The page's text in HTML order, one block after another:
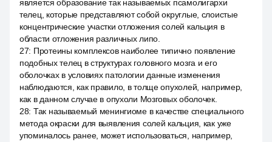
является образование так называемых псамолигархи
телец, которые представляют собой округлые, слоистые
концентрические участки отложения солей кальция в
области отложения различных липо.
27: Протеины комплексов наиболее типично появление
подобных телец в структурах головного мозга и его
оболочках в условиях патологии данные изменения
наблюдаются, как правило, в толще опухолей, например,
как в данном случае в опухоли Мозговых оболочек.
28: Так называемый менингиоме в качестве специального
метода окраски для выявления солей кальция, как уже
упоминалось ранее, может использоваться, например,